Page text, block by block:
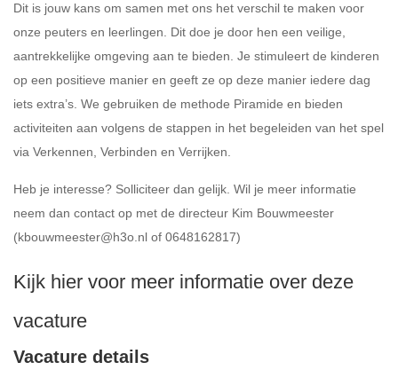
Dit is jouw kans om samen met ons het verschil te maken voor
onze peuters en leerlingen. Dit doe je door hen een veilige,
aantrekkelijke omgeving aan te bieden. Je stimuleert de kinderen
op een positieve manier en geeft ze op deze manier iedere dag
iets extra’s. We gebruiken de methode Piramide en bieden
activiteiten aan volgens de stappen in het begeleiden van het spel
via Verkennen, Verbinden en Verrijken.
Heb je interesse? Solliciteer dan gelijk. Wil je meer informatie
neem dan contact op met de directeur Kim Bouwmeester
(kbouwmeester@h3o.nl of 0648162817)
Kijk hier voor meer informatie over deze
vacature
Vacature details